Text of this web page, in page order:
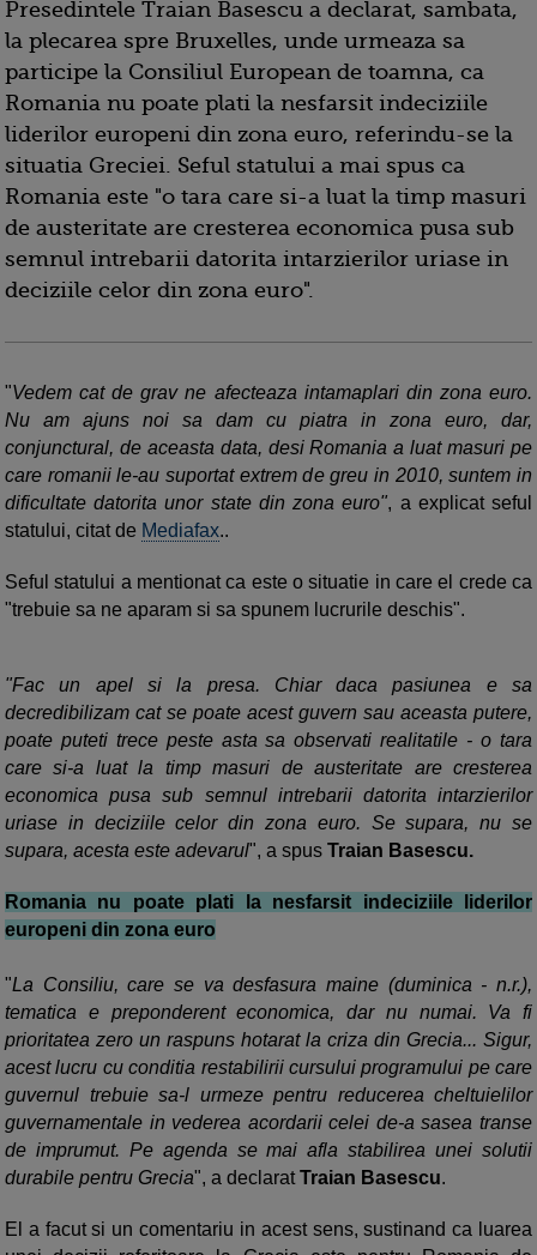
Presedintele Traian Basescu a declarat, sambata,
la plecarea spre Bruxelles, unde urmeaza sa
participe la Consiliul European de toamna, ca
Romania nu poate plati la nesfarsit indeciziile
liderilor europeni din zona euro, referindu-se la
situatia Greciei. Seful statului a mai spus ca
Romania este "o tara care si-a luat la timp masuri
de austeritate are cresterea economica pusa sub
semnul intrebarii datorita intarzierilor uriase in
deciziile celor din zona euro".
"Vedem cat de grav ne afecteaza intamaplari din zona euro.
Nu am ajuns noi sa dam cu piatra in zona euro, dar,
conjunctural, de aceasta data, desi Romania a luat masuri pe
care romanii le-au suportat extrem de greu in 2010, suntem in
dificultate datorita unor state din zona euro", a explicat seful
statului, citat de Mediafax..
Seful statului a mentionat ca este o situatie in care el crede ca
"trebuie sa ne aparam si sa spunem lucrurile deschis".
"Fac un apel si la presa. Chiar daca pasiunea e sa
decredibilizam cat se poate acest guvern sau aceasta putere,
poate puteti trece peste asta sa observati realitatile - o tara
care si-a luat la timp masuri de austeritate are cresterea
economica pusa sub semnul intrebarii datorita intarzierilor
uriase in deciziile celor din zona euro. Se supara, nu se
supara, acesta este adevarul", a spus Traian Basescu.
Romania nu poate plati la nesfarsit indeciziile liderilor
europeni din zona euro
"La Consiliu, care se va desfasura maine (duminica - n.r.),
tematica e preponderent economica, dar nu numai. Va fi
prioritatea zero un raspuns hotarat la criza din Grecia... Sigur,
acest lucru cu conditia restabilirii cursului programului pe care
guvernul trebuie sa-l urmeze pentru reducerea cheltuielilor
guvernamentale in vederea acordarii celei de-a sasea transe
de imprumut. Pe agenda se mai afla stabilirea unei solutii
durabile pentru Grecia", a declaratTraian Basescu.
El a facut si un comentariu in acest sens, sustinand ca luarea